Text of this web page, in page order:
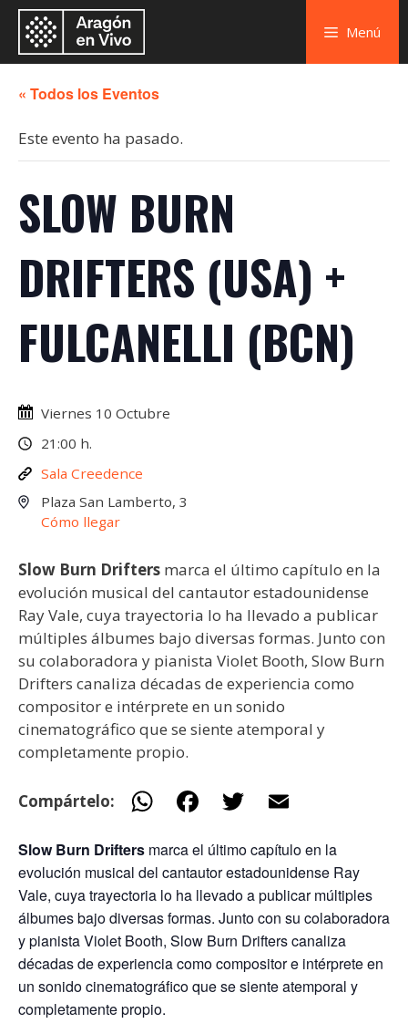
Menú
« Todos los Eventos
Este evento ha pasado.
SLOW BURN
DRIFTERS (USA) +
FULCANELLI (BCN)
Viernes 10 Octubre
21:00 h.
Sala Creedence
Plaza San Lamberto, 3
Cómo llegar
Slow Burn Drifters marca el último capítulo en la
evolución musical del cantautor estadounidense
Ray Vale, cuya trayectoria lo ha llevado a publicar
múltiples álbumes bajo diversas formas. Junto con
su colaboradora y pianista Violet Booth, Slow Burn
Drifters canaliza décadas de experiencia como
compositor e intérprete en un sonido
cinematográfico que se siente atemporal y
completamente propio.
Compártelo: W
at
s
A
p
p
e
b
o
o
k
itt
er
ai
l
Slow Burn Drifters marca el último capítulo en la
evolución musical del cantautor estadounidense Ray
Vale, cuya trayectoria lo ha llevado a publicar múltiples
álbumes bajo diversas formas. Junto con su colaboradora
y pianista Violet Booth, Slow Burn Drifters canaliza
décadas de experiencia como compositor e intérprete en
un sonido cinematográfico que se siente atemporal y
completamente propio.